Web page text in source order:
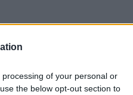
of your personal or
the below opt-out section to